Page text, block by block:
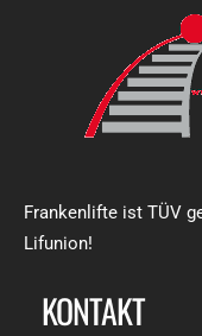
Frankenlifte ist TÜV
Lifunion!
KONTAKT